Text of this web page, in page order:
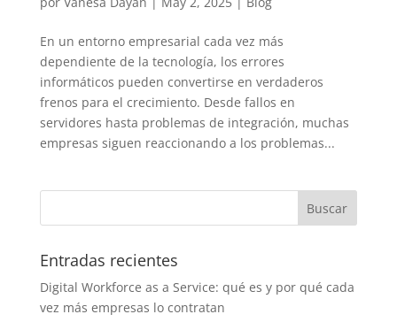
En un entorno empresarial cada vez más
dependiente de la tecnología, los errores
informáticos pueden convertirse en verdaderos
frenos para el crecimiento. Desde fallos en
servidores hasta problemas de integración, muchas
empresas siguen reaccionando a los problemas...
Entradas recientes
Digital Workforce as a Service: qué es y por qué cada
vez más empresas lo contratan